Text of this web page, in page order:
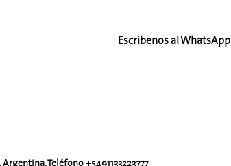
Escribenos al WhatsApp
Teléfono +5491133223777